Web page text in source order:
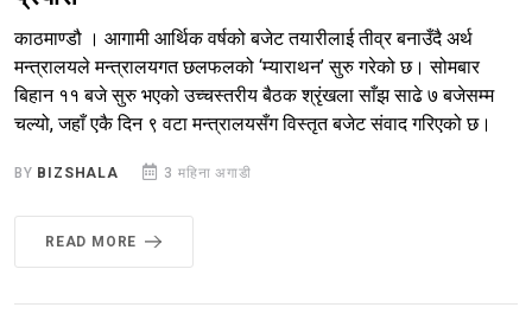
काठमाण्डौ । आगामी आर्थिक वर्षको बजेट तयारीलाई तीव्र बनाउँदै अर्थ
मन्त्रालयले मन्त्रालयगत छलफलको ‘म्याराथन’ सुरु गरेको छ। सोमबार
बिहान ११ बजे सुरु भएको उच्चस्तरीय बैठक श्रृंखला साँझ साढे ७ बजेसम्म
चल्यो, जहाँ एकै दिन ९ वटा मन्त्रालयसँग विस्तृत बजेट संवाद गरिएको छ।
BY BIZSHALA 3 महिना अगाडी
READ MORE